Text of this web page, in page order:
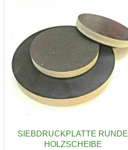
SIEBDRUCKPLATTE RUNDE
HOLZSCHEIBE